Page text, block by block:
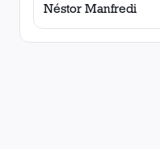
Néstor Manfredi